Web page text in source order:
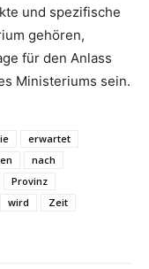
und spezifische
gehören,
für den Anlass
Ministeriums sein.
erwartet
nach
Provinz
wird
Zeit